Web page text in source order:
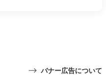
バナー広告について